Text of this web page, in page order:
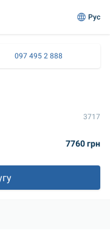
Рус
097 495 2 888
3717
7760 грн